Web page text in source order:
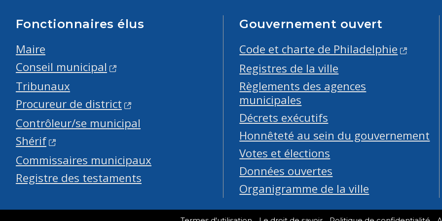
Fonctionnaires élus
Maire
Conseil municipal
Tribunaux
Procureur de district
Contrôleur/se municipal
Shérif
Commissaires municipaux
Registre des testaments
Gouvernement ouvert
Code et charte de Philadelphie
Registres de la ville
Règlements des agences
municipales
Décrets exécutifs
Honnêteté au sein du gouvernement
Votes et élections
Données ouvertes
Organigramme de la ville